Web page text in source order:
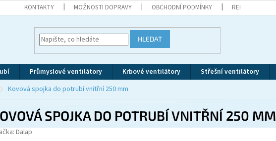
KONTAKTY MOŽNOSTI DOPRAVY OBCHODNÍ PODMÍNKY REKLAMAČNÍ ŘÁD
HLEDAT
Průmyslové ventilátory Krbové ventilátory Střešní ventilátory
Kovová spojka do potrubí vnitřní 250 mm
SPOJKA DO POTRUBÍ VNITŘNÍ 250 MM
Dalap